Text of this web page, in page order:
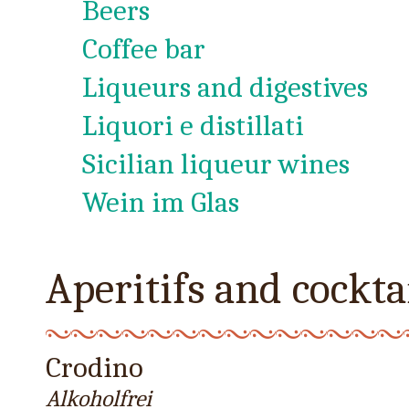
Beers
Coffee bar
Liqueurs and digestives
Liquori e distillati
Sicilian liqueur wines
Wein im Glas
Aperitifs and
Crodino
Alkoholfrei